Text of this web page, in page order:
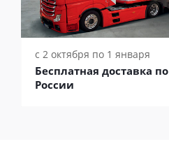
с 2 октября по 1 января
Бесплатная доставка по
России